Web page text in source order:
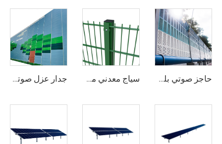
حاجز صوتي بلوري سياج معدني مشدود زخرفي بأمان عالي طبقة خضراء من الفينيل 868 شبكة سلكية مزدوجة للحديقة جدار عزل صوتي ثقيل لاستخدامه في مواقع المشاريع الخارجية للحواجز المؤقتة للضجيج